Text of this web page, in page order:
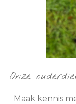
Onze
Maak kennis